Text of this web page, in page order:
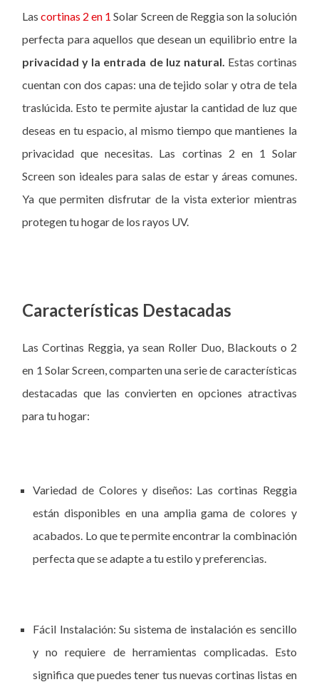
Las cortinas 2 en 1 Solar Screen de Reggia son la solución
perfecta para aquellos que desean un equilibrio entre la
privacidad y la entrada de luz natural. Estas cortinas
cuentan con dos capas: una de tejido solar y otra de tela
traslúcida. Esto te permite ajustar la cantidad de luz que
deseas en tu espacio, al mismo tiempo que mantienes la
privacidad que necesitas. Las cortinas 2 en 1 Solar
Screen son ideales para salas de estar y áreas comunes.
Ya que permiten disfrutar de la vista exterior mientras
protegen tu hogar de los rayos UV.
Características Destacadas
Las Cortinas Reggia, ya sean Roller Duo, Blackouts o 2
en 1 Solar Screen, comparten una serie de características
destacadas que las convierten en opciones atractivas
para tu hogar:
Variedad de Colores y diseños: Las cortinas Reggia
están disponibles en una amplia gama de colores y
acabados. Lo que te permite encontrar la combinación
perfecta que se adapte a tu estilo y preferencias.
Fácil Instalación: Su sistema de instalación es sencillo
y no requiere de herramientas complicadas. Esto
significa que puedes tener tus nuevas cortinas listas en